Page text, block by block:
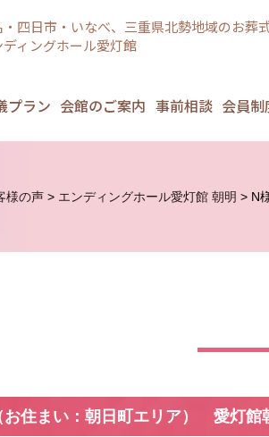
・四日市・いなべ、三重県北勢地域のお葬
ディングホール愛灯館
プラン 会館のご案内 事前相談 会員制
様の声 > エンディングホール愛灯館 朝明 > N
お住まい：朝日町エリア） 愛灯館